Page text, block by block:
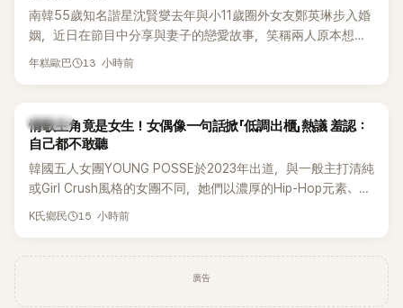
南韓55歲知名諧星沈賢燮去年與小11歲圈外女友鄭英琳步入婚
姻，近日在節目中分享與妻子的戀愛故事，笑稱兩人原本想享
受兩人世界，沒想到站在飯店門口時竟被路人認出，還一路替
年糕歐巴 13 小時前
K-POP
情歌主角竟是女生！女偶像一句話掀「低調出櫃」熱議 羞認：
自己都不敢聽
韓國五人女團YOUNG POSSE於2023年出道，與一般主打清純
或Girl Crush風格的女團不同，她們以濃厚的Hip-Hop元素、自
創Rap及成員親自參與創作為特色，MV也融入美式街頭、塗
K氏鄉民 15 小時前
廣告